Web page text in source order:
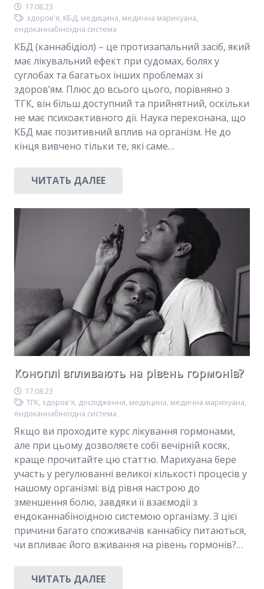
17.08.23
здоров'я, КБД, медицина, медична марихуана,
ендоканнабіноідна система
КБД (каннабідіол) – це протизапальний засіб, який
має лікувальний ефект при судомах, болях у
суглобах та багатьох інших проблемах зі
здоров’ям. Плюс до всього цього, порівняно з
ТГК, він більш доступний та прийнятний, оскільки
не має психоактивного дії. Наука переконана, що
КБД має позитивний вплив на організм. Не до
кінця вивчено тільки те, які саме…
ЧИТАТЬ ДАЛЕЕ
Коноплі впливають на рівень гормонів?
17.08.23
ТГК, здоров'я, дослідження, медицина, медична марихуана,
ендоканнабіноідна система
Якщо ви проходите курс лікування гормонами,
але при цьому дозволяєте собі вечірній косяк,
краще прочитайте цю статтю. Марихуана бере
участь у регулюванні великої кількості процесів у
нашому організмі: від рівня настрою до
зменшення болю, завдяки її взаємодії з
ендоканнабіноїдною системою організму. З цієї
причини багато споживачів каннабісу питаються,
чи впливає його вживання на рівень гормонів?…
ЧИТАТЬ ДАЛЕЕ